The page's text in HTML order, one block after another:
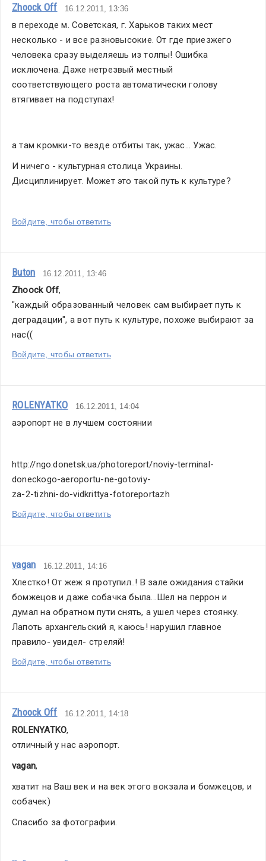
Zhoock Off 16.12.2011, 13:36
в переходе м. Советская, г. Харьков таких мест
несколько - и все разновысокие. От где приезжего
человека сразу выделяешь из толпы! Ошибка
исключена. Даже нетрезвый местный
соответствующего роста автоматически голову
втягивает на подступах!
а там кромки-то везде отбиты так, ужас... Ужас.
И ничего - культурная столица Украины.
Дисциплинирует. Может это такой путь к культуре?
Войдите, чтобы ответить
Buton 16.12.2011, 13:46
Zhoock Off,
"каждый образованный человек сам выбирает путь к
деградации", а вот путь к культуре, похоже выбирают за
нас((
Войдите, чтобы ответить
ROLENYATKO 16.12.2011, 14:04
аэропорт не в лучшем состоянии
http://ngo.donetsk.ua/photoreport/noviy-terminal-
doneckogo-aeroportu-ne-gotoviy-
za-2-tizhni-do-vidkrittya-fotoreportazh
Войдите, чтобы ответить
vagan 16.12.2011, 14:16
Хлестко! От жеж я протупил..! В зале ожидания стайки
бомжецов и даже собачка была...Шел на перрон и
думал на обратном пути снять, а ушел через стоянку.
Лапоть архангельский я, каюсь! нарушил главное
правило- увидел- стреляй!
Войдите, чтобы ответить
Zhoock Off 16.12.2011, 14:18
ROLENYATKO,
отличный у нас аэропорт.
vagan,
хватит на Ваш век и на век этого вокзала и бомжецов, и
собачек)
Спасибо за фотографии.